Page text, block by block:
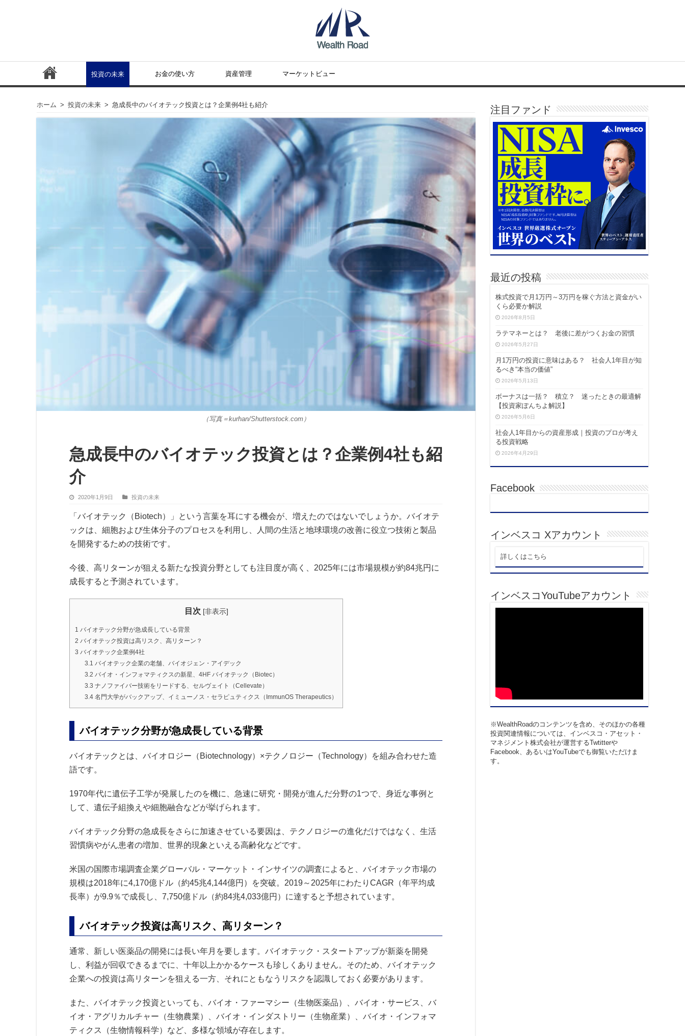
投資の未来 お金の使い方 資産管理 マーケットビュー
ホーム > 投資の未来 > 急成長中のバイオテック投資とは？企業例4社も紹介
（写真＝kurhan/Shutterstock.com）
急成長中のバイオテック投資とは？企業例4社も紹
介
2020年1月9日 投資の未来
「バイオテック（Biotech）」という言葉を耳にする機会が、増えたのではないでしょうか。バイオテ
ックは、細胞および生体分子のプロセスを利用し、人間の生活と地球環境の改善に役立つ技術と製品
を開発するための技術です。
今後、高リターンが狙える新たな投資分野としても注目度が高く、2025年には市場規模が約84兆円に
成長すると予測されています。
目次 [非表示]
1 バイオテック分野が急成長している背景
2 バイオテック投資は高リスク、高リターン？
3 バイオテック企業例4社
3.1 バイオテック企業の老舗、バイオジェン・アイデック
3.2 バイオ・インフォマティクスの新星、4HF バイオテック（Biotec）
3.3 ナノファイバー技術をリードする、セルヴェイト（Cellevate）
3.4名門大学がバックアップ、イミューノス・セラピュティクス（ImmunOS Therapeutics）
バイオテック分野が急成長している背景
バイオテックとは、バイオロジー（Biotechnology）×テクノロジー（Technology）を組み合わせた造
語です。
1970年代に遺伝子工学が発展したのを機に、急速に研究・開発が進んだ分野の1つで、身近な事例と
して、遺伝子組換えや細胞融合などが挙げられます。
バイオテック分野の急成長をさらに加速させている要因は、テクノロジーの進化だけではなく、生活
習慣病やがん患者の増加、世界的現象といえる高齢化などです。
米国の国際市場調査企業グローバル・マーケット・インサイツの調査によると、バイオテック市場の
規模は2018年に4,170億ドル（約45兆4,144億円）を突破。2019～2025年にわたりCAGR（年平均成
長率）が9.9％で成長し、7,750億ドル（約84兆4,033億円）に達すると予想されています。
バイオテック投資は高リスク、高リターン？
通常、新しい医薬品の開発には長い年月を要します。バイオテック・スタートアップが新薬を開発
し、利益が回収できるまでに、十年以上かかるケースも珍しくありません。そのため、バイオテック
企業への投資は高リターンを狙える一方、それにともなうリスクを認識しておく必要があります。
また、バイオテック投資といっても、バイオ・ファーマシー（生物医薬品）、バイオ・サービス、バ
イオ・アグリカルチャー（生物農業）、バイオ・インダストリー（生物産業）、バイオ・インフォマ
ティクス（生物情報科学）など、多様な領域が存在します。
注目ファンド
最近の投稿
株式投資で月1万円～3万円を稼ぐ方法と資金がい
くら必要か解説
2026年8月5日
ラテマネーとは？ 老後に差がつくお金の習慣
2026年5月27日
月1万円の投資に意味はある？ 社会人1年目が知
るべき“本当の価値”
2026年5月13日
ボーナスは一括？ 積立？ 迷ったときの最適解
【投資家ぽんちよ解説】
2026年5月6日
社会人1年目からの資産形成｜投資のプロが考え
る投資戦略
2026年4月29日
Facebook
インベスコ Xアカウント
詳しくはこちら
インベスコYouTubeアカウント
※WealthRoadのコンテンツを含め、そのほかの各種
投資関連情報については、インベスコ・アセット・
マネジメント株式会社が運営するTwtitterや
Facebook、あるいはYouTubeでも御覧いただけま
す。